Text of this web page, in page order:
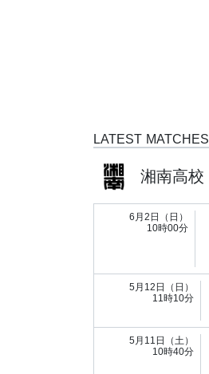
LATEST MATCHES
湘南高校
6月2日（日）
10時00分
5月12日（日）
11時10分
5月11日（土）
10時40分